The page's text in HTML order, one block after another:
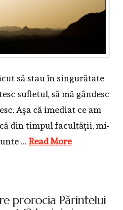
să stau în singurătate
sufletul, să mă gândesc
Aşa că imediat ce am
din timpul facultăţii, mi-
… Read More
prorocia Părintelui